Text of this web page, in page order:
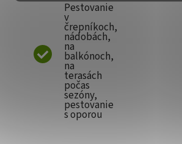
Pestovanie
v
črepníkoch,
nádobách,
na
balkónoch,
na
terasách
počas
sezóny,
pestovanie
s oporou